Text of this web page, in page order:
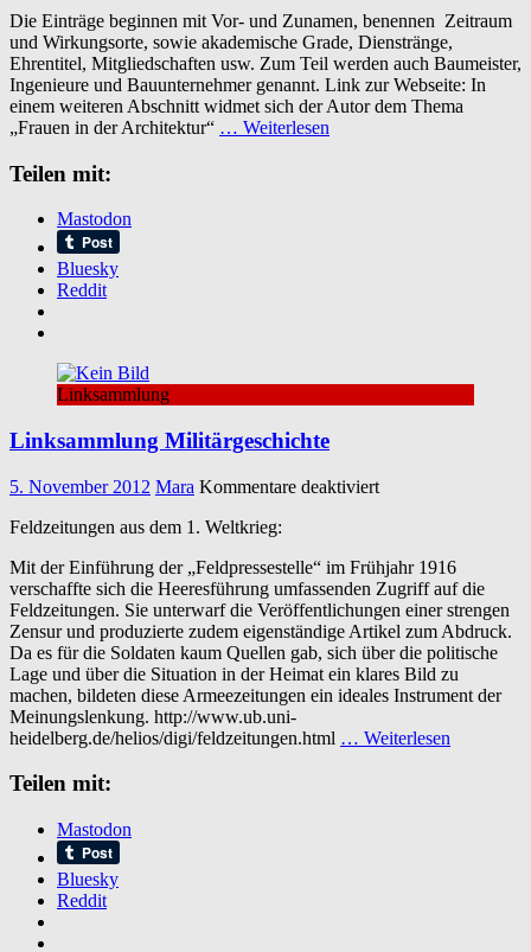
Architektenregister:
Datenbank
zur
Bau-
und
Die Einträge beginnen mit Vor- und Zunamen, benennen Zeitraum
und Wirkungsorte, sowie akademische Grade, Dienstränge,
Ehrentitel, Mitgliedschaften usw. Zum Teil werden auch Baumeister,
Ingenieure und Bauunternehmer genannt. Link zur Webseite: In
einem weiteren Abschnitt widmet sich der Autor dem Thema
„Frauen in der Architektur“ … Weiterlesen
Teilen mit:
Mastodon
Bluesky
Reddit
Linksammlung
Linksammlung Militärgeschichte
5. November 2012 Mara Kommentare deaktiviertfür
Feldzeitungen aus dem 1. Weltkrieg:
Mit der Einführung der „Feldpressestelle“ im Frühjahr 1916
verschaffte sich die Heeresführung umfassenden Zugriff auf die
Feldzeitungen. Sie unterwarf die Veröffentlichungen einer strengen
Zensur und produzierte zudem eigenständige Artikel zum Abdruck.
Da es für die Soldaten kaum Quellen gab, sich über die politische
Lage und über die Situation in der Heimat ein klares Bild zu
machen, bildeten diese Armeezeitungen ein ideales Instrument der
Meinungslenkung. http://www.ub.uni-
heidelberg.de/helios/digi/feldzeitungen.html … Weiterlesen
Teilen mit:
Mastodon
Bluesky
Reddit